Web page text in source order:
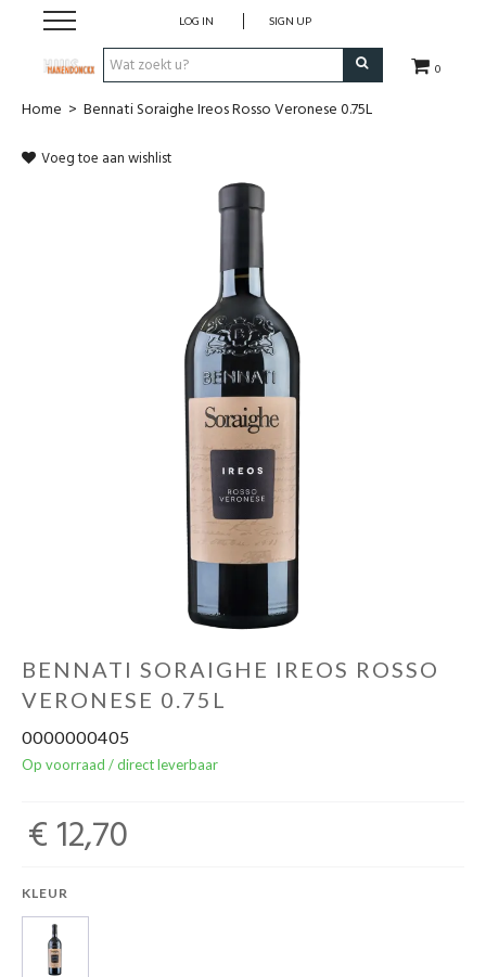
0
LOG IN SIGN UP
Wijnen
Alcoholvrije dranken
Geels Witteke De Maan's Jenever
Home > Bennati Soraighe Ireos Rosso Veronese 0.75L
Voeg toe aan wishlist
BENNATI SORAIGHE IREOS ROSSO
VERONESE 0.75L
0000000405
Op voorraad / direct leverbaar
€ 12,70
KLEUR